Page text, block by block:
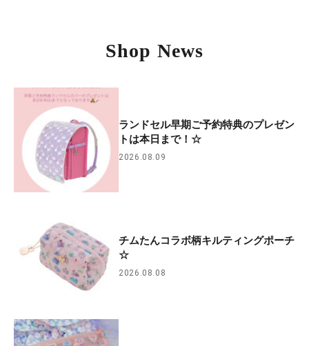
Shop News
ランドセル早期ご予約特典のプレゼン
トは本日まで！☆
2026.08.09
チムたんコラボ柄キルティングポーチ
☆
2026.08.08